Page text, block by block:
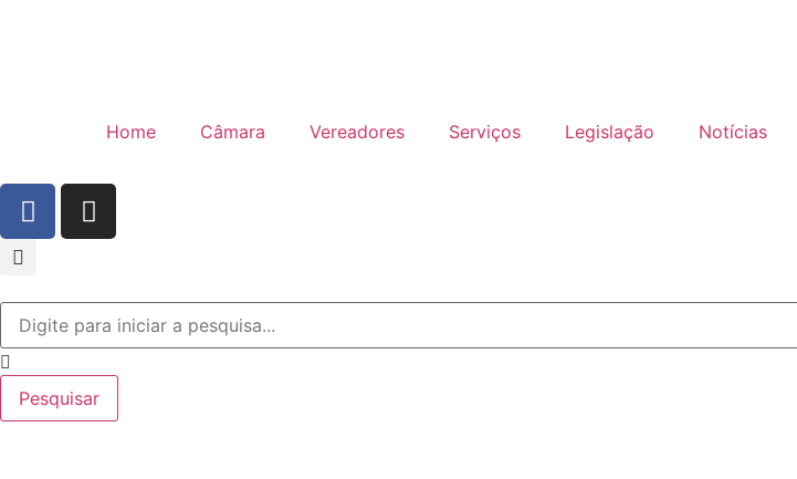
Home Câmara Vereadores Serviços Legislação Notícias
Pesquisar